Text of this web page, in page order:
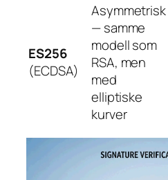
ES256
(ECDSA)
Asymmetrisk
— samme
modell som
RSA, men
med
elliptiske
kurver